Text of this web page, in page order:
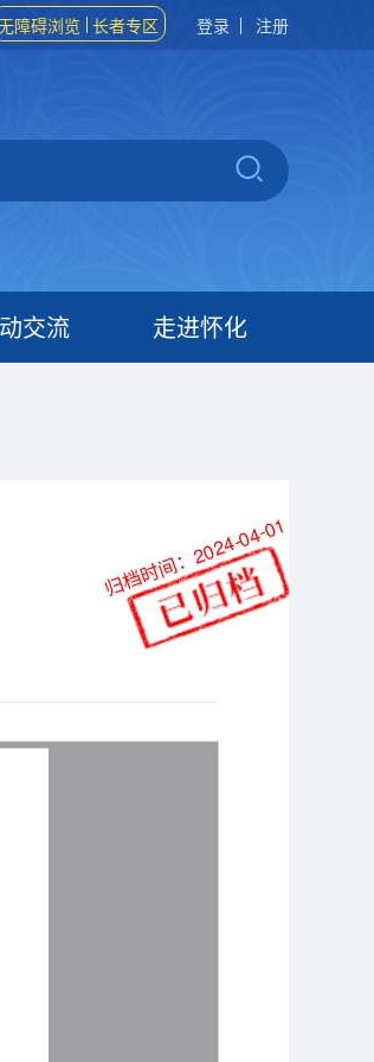
障碍浏览 长者专区 登录 注册
交流 走进怀化
归档时间：2024-04-01